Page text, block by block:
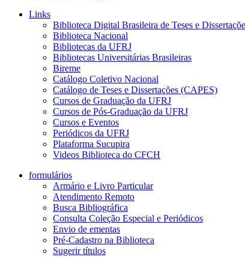
Links
Biblioteca Digital Brasileira de Teses e
Biblioteca Nacional
Bibliotecas da UFRJ
Bibliotecas Universitárias Brasileiras
Bireme
Catálogo Coletivo Nacional
Catálogo de Teses e Dissertações (CAPES)
Cursos de Graduação da UFRJ
Cursos de Pós-Graduação da UFRJ
Cursos e Eventos
Periódicos da UFRJ
Plataforma Sucupira
Videos Biblioteca do CFCH
formulários
Armário e Livro Particular
Atendimento Remoto
Busca Bibliográfica
Consulta Coleção Especial e Periódicos
Envio de ementas
Pré-Cadastro na Biblioteca
Sugerir títulos